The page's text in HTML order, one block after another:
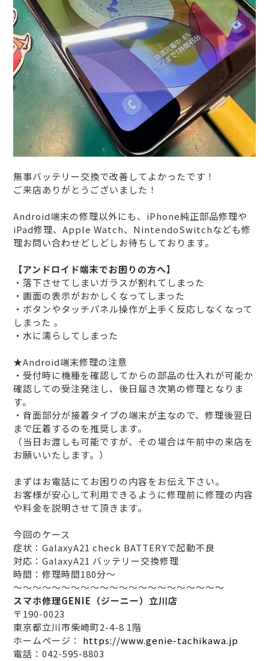
無事バッテリー交換で改善してよかったです！
ご来店ありがとうございました！
Android端末の修理以外にも、iPhone純正部品修理や
iPad修理、Apple Watch、NintendoSwitchなども修
理お問い合わせどしどしお待ちしております。
【アンドロイド端末でお困りの方へ】
・落下させてしまいガラスが割れてしまった
・画面の表示がおかしくなってしまった
・ボタンやタッチパネル操作が上手く反応しなくなって
しまった 。
・水に濡らしてしまった
★Android端末修理の注意
・受付時に機種を確認してからの部品の仕入れが可能か
確認しての受注発注し、後日届き次第の修理となりま
す。
・背面部分が接着タイプの端末が主なので、修理後翌日
まで圧着するのを推奨します。
（当日お渡しも可能ですが、その場合は午前中の来店を
お願いいたします。）
まずはお電話にてお困りの内容をお伝え下さい。
お客様が安心して利用できるように修理前に修理の内容
や料金を説明させて頂きます。
今回のケース
症状：GalaxyA21 check BATTERYで起動不良
対応：GalaxyA21 バッテリー交換修理
時間：修理時間180分〜
～～～～～～～～～～～～～～～～～～～～～～
スマホ修理GENIE（ジーニー）立川店
〒190-0023
東京都立川市柴崎町2-4-8 1階
ホームページ：
https://www.genie-tachikawa.jp
電話：042-595-8803